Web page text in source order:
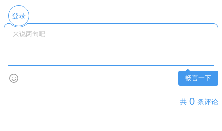
登录
畅言一下
共 0 条评论